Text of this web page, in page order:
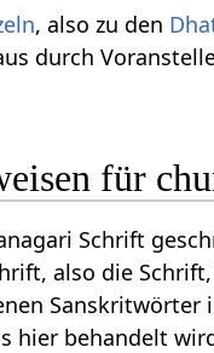
, also zu den
durch
für
Schrift
also die
hier behandelt